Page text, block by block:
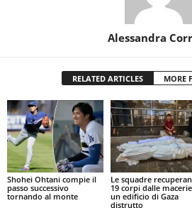
Alessandra
RELATED ARTICLES MORE
Shohei Ohtani compie il
passo successivo
tornando al monte
Le squadre
19 corpi dalle
un edificio di Gaza
distrutto